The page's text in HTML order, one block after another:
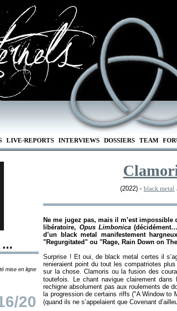
LIVE-REPORTS INTERVIEWS DOSSIERS TEAM
mise en ligne
20
(2022) -black metal
Ne me jugez pas, mais il m’est
libératoire, Opus Limbonica
d’un black metal manifestement
"Regurgitated" ou "Rage, Rain Down on
Surprise ! Et oui, de black metal certes il
renieraient point du tout les compatriotes
sur la chose. Clamoris ou la fusion des
toutefois. Le chant navigue clairement
rechigne absolument pas aux roulements de
la progression de certains riffs ("A Window to
(quand ils ne s’appelaient que Covenant